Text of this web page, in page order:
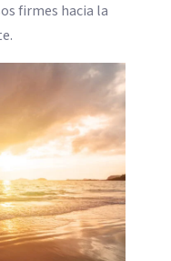
firmes hacia la